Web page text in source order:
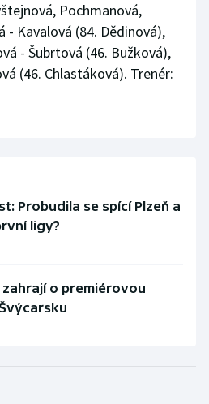
Pochmanová,
- Kavalová (84. Dědinová),
- Šubrtová (46. Bužková),
(46. Chlastáková). Trenér:
Probudila se spící Plzeň a
ligy?
o premiérovou